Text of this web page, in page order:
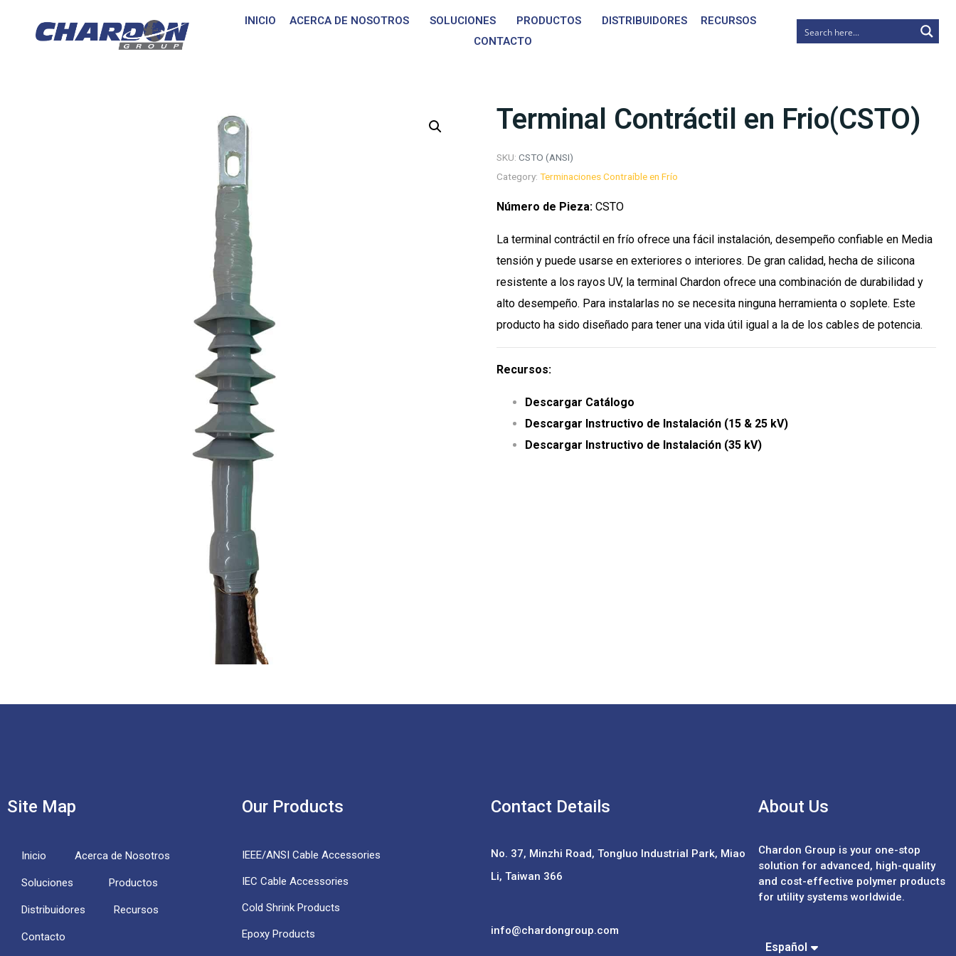
INICIO ACERCA DE NOSOTROS SOLUCIONES PRODUCTOS DISTRIBUIDORES
RECURSOS
CONTACTO
Terminal Contráctil en Frio(CSTO)
SKU: CSTO (ANSI)
Category: Terminaciones Contraíble en Frío
Número de Pieza: CSTO
La terminal contráctil en frío ofrece una fácil instalación, desempeño confiable en Media
tensión y puede usarse en exteriores o interiores. De gran calidad, hecha de silicona
resistente a los rayos UV, la terminal Chardon ofrece una combinación de durabilidad y
alto desempeño. Para instalarlas no se necesita ninguna herramienta o soplete. Este
producto ha sido diseñado para tener una vida útil igual a la de los cables de potencia.
Recursos:
Descargar Catálogo
Descargar Instructivo de Instalación (15 & 25 kV)
Descargar Instructivo de Instalación (35 kV)
Site Map
Inicio Acerca de Nosotros
Soluciones Productos
Distribuidores Recursos
Contacto
Our Products
IEEE/ANSI Cable Accessories
IEC Cable Accessories
Cold Shrink Products
Epoxy Products
Contact Details
No. 37, Minzhi Road, Tongluo Industrial Park, Miao
Li, Taiwan 366
info@chardongroup.com
About Us
Chardon Group is your one-stop
solution for advanced, high-quality
and cost-effective polymer products
for utility systems worldwide.
Español
Português
English